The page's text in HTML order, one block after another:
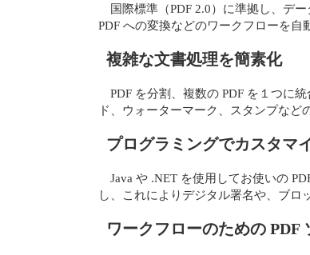
国際標準（PDF 2.0）に準拠し、デ
PDF への変換などのワークフローを自
複雑な文書処理を簡素化
PDF を分割、複数の PDF を１つに
ド、ウォーターマーク、スタンプなど
プログラミングでカスタマ
Java や .NET を使用してお使いの
し、これによりデジタル署名や、ブロ
ワークフローのための PDF